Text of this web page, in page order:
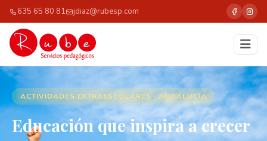
635 65 80 81 jdiaz@rubesp.com
ACTIVIDADES EXTRAESCOLARES · ANDALUCÍA
Educación que inspira a crecer